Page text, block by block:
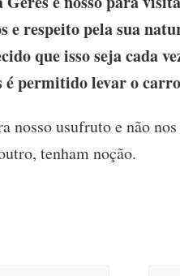
e respeito pela sua
que isso seja cada
é permitido levar o
nosso usufruto e não
tenham noção.